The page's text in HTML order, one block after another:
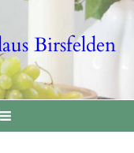
Birsfelden